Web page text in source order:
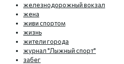
железнодорожный вокзал
жена
живи спортом
жизнь
жители города
журнал "Лыжный спорт"
забег